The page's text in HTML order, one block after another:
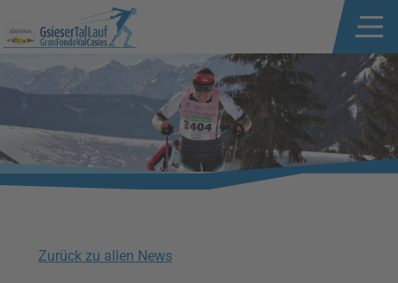
Zurück zu allen News